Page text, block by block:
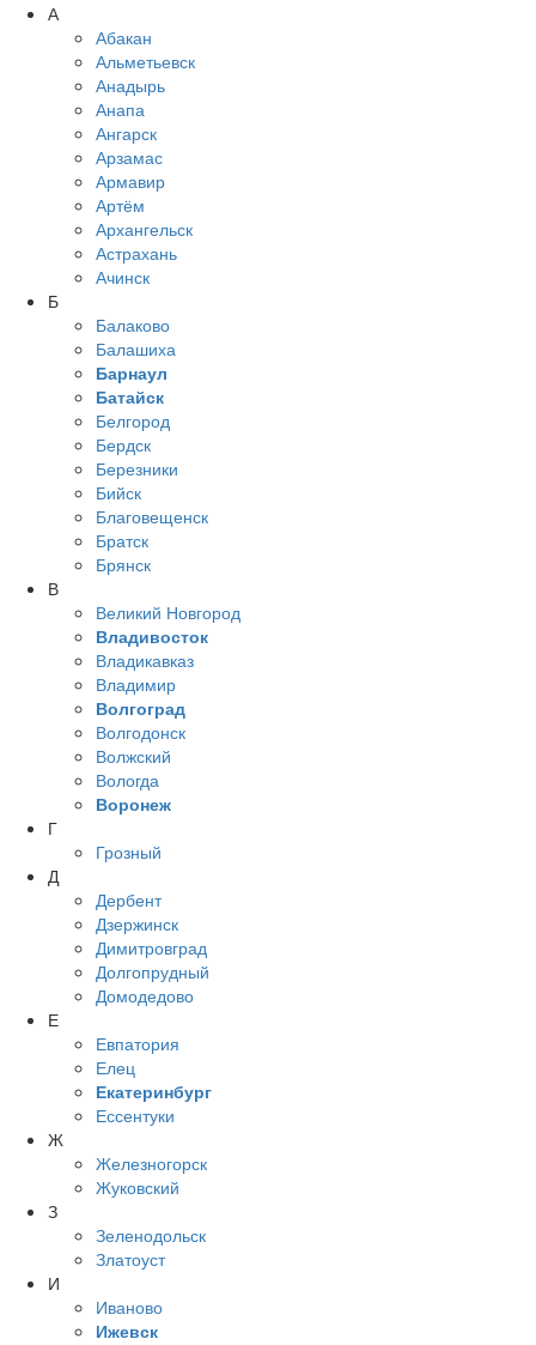
А
Абакан
Альметьевск
Анадырь
Анапа
Ангарск
Арзамас
Армавир
Артём
Архангельск
Астрахань
Ачинск
Б
Балаково
Балашиха
Барнаул
Батайск
Белгород
Бердск
Березники
Бийск
Благовещенск
Братск
Брянск
В
Великий Новгород
Владивосток
Владикавказ
Владимир
Волгоград
Волгодонск
Волжский
Вологда
Воронеж
Г
Грозный
Д
Дербент
Дзержинск
Димитровград
Долгопрудный
Домодедово
Е
Евпатория
Елец
Екатеринбург
Ессентуки
Ж
Железногорск
Жуковский
З
Зеленодольск
Златоуст
И
Иваново
Ижевск